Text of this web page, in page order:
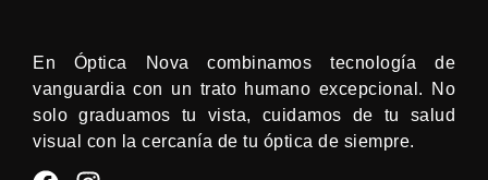
En Óptica Nova combinamos tecnología de
vanguardia con un trato humano excepcional. No
solo graduamos tu vista, cuidamos de tu salud
visual con la cercanía de tu óptica de siempre.